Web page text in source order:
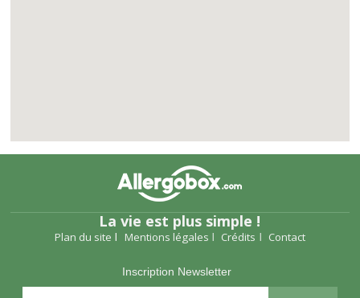
La vie est plus simple !
Plan du site Mentions légales Crédits Contact
Inscription Newsletter